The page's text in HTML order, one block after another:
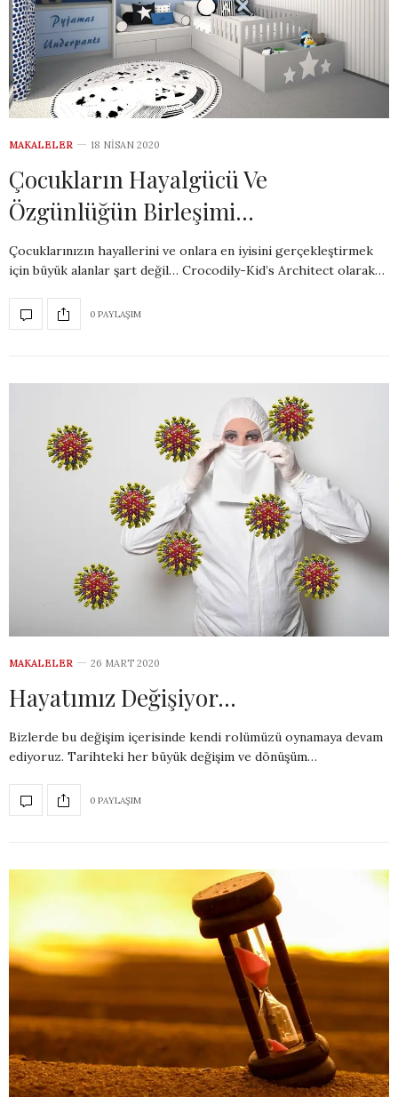
MAKALELER 18 NISAN 2020
Çocukların Hayalgücü Ve
Özgünlüğün Birleşimi…
Çocuklarınızın hayallerini ve onlara en iyisini gerçekleştirmek
için büyük alanlar şart değil… Crocodily-Kid’s Architect olarak…
0 PAYLAŞIM
MAKALELER 26 MART 2020
Hayatımız Değişiyor…
Bizlerde bu değişim içerisinde kendi rolümüzü oynamaya devam
ediyoruz. Tarihteki her büyük değişim ve dönüşüm…
0 PAYLAŞIM